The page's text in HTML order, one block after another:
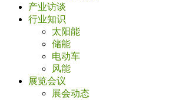
产业访谈
行业知识
太阳能
储能
电动车
风能
展览会议
展会动态